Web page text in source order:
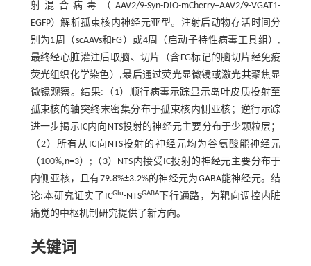
射混合病毒（AAV2/9-Syn-DIO-mCherry+AAV2/9-VGAT1-
EGFP）解析孤束核内神经元亚型。注射后动物存活时间分
别为1周（scAAVs和FG）或4周（启动子特性病毒工具组）,
最终经心脏灌注后取脑、切片（含FG标记的脑切片经免疫
荧光组织化学染色）,最后通过荧光显微镜或激光共聚焦显
微镜观察。结果:（1）顺行病毒示踪显示岛叶皮质投射至
孤束核的轴突终末密集分布于孤束核内侧亚核；逆行示踪
进一步揭示IC内向NTS投射的神经元主要分布于少颗粒层；
（2）所有从IC向NTS投射的神经元均为谷氨酸能神经元
（100%,n=3）;（3）NTS内接受IC投射的神经元主要分布于
内侧亚核，且有79.8%±3.2%的神经元为GABA能神经元。结
论:本研究证实了ICGlu-NTSGABA下行通路，为靶向调控内脏
痛觉的中枢机制研究提供了新方向。
关键词